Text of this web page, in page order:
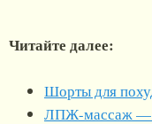
Читайте далее:
Шорты для
ЛПЖ-массаж —